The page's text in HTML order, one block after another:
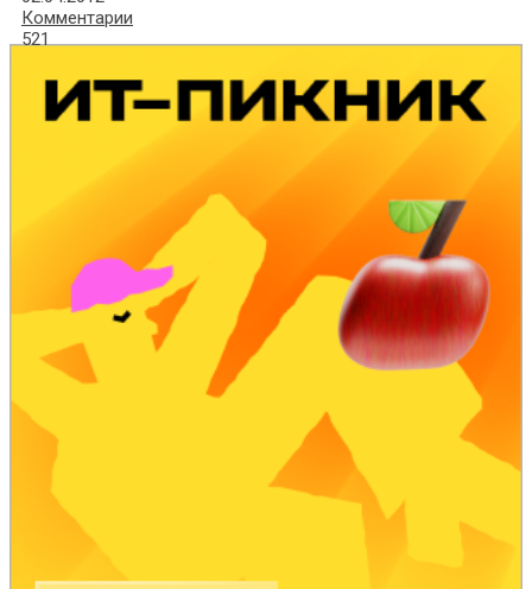
Комментарии
521